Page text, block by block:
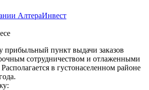
АлтераИнвест
прибыльный пункт выдачи заказов
сотрудничеством и отлаженными
в густонаселенном районе